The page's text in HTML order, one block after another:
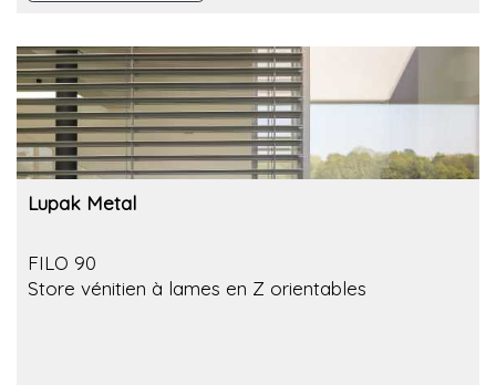
Lupak Metal
FILO 90
Store vénitien à lames en Z orientables